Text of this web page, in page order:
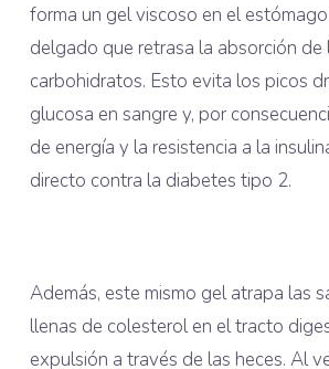
forma un gel viscoso en el
delgado que retrasa la absorción de
carbohidratos. Esto evita los picos
glucosa en sangre y, por
de energía y la resistencia a la
directo contra la diabetes tipo 2.
Además, este mismo gel atrapa las
llenas de colesterol en el tracto
expulsión a través de las heces. Al